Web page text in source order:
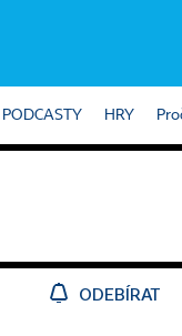
PODCASTY HRY
ODEBÍRAT